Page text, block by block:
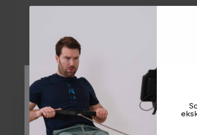
Velg
Vi og våre forretningspartnere bruker
deg for ulike formål, inkludert: Funksjonelle,